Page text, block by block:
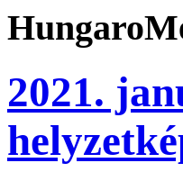
2021.